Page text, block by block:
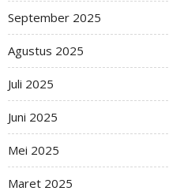
September 2025
Agustus 2025
Juli 2025
Juni 2025
Mei 2025
Maret 2025